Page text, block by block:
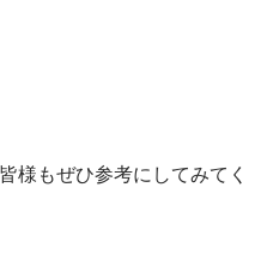
様もぜひ参考にしてみてく